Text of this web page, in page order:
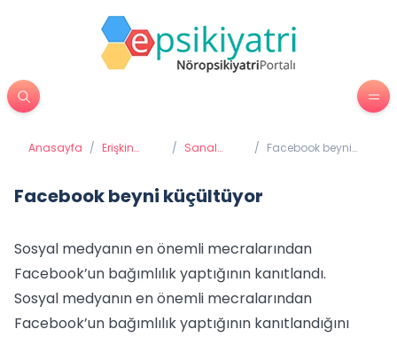
Anasayfa / Erişkin
/ Sanal
/ Facebook beyni
Facebook beyni küçültüyor
Sosyal medyanın en önemli mecralarından
Facebook’un bağımlılık yaptığının kanıtlandı.
Sosyal medyanın en önemli mecralarından
Facebook’un bağımlılık yaptığının kanıtlandığını